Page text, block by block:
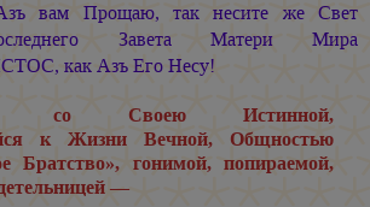
вам Прощаю, так несите же Свет
Завета Матери Мира
как Азъ Его Несу!
со Своею Истинной,
к Жизни Вечной, Общностью
Братство», гонимой, попираемой,
—